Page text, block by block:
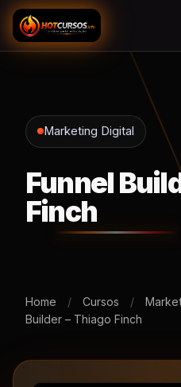
Marketing Digital
Funnel
Finch
Home / Cursos /
Builder – Thiago Finch